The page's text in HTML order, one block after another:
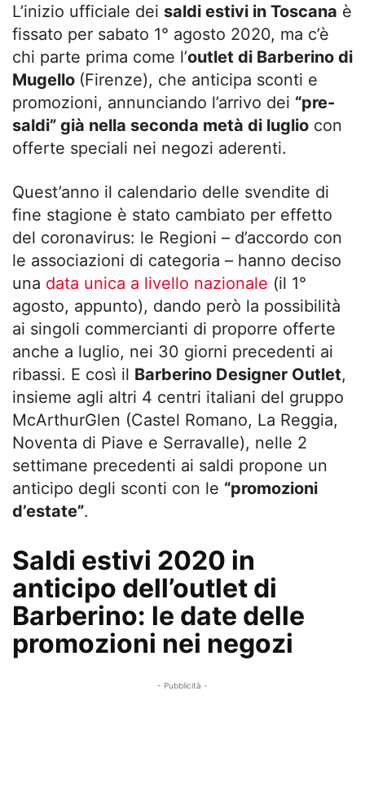
L’inizio ufficiale dei saldi estivi in Toscana è
fissato per sabato 1° agosto 2020, ma c’è
chi parte prima come l’outlet di Barberino di
Mugello (Firenze), che anticipa sconti e
promozioni, annunciando l’arrivo dei “pre-
saldi” già nella seconda metà di luglio con
offerte speciali nei negozi aderenti.
Quest’anno il calendario delle svendite di
fine stagione è stato cambiato per effetto
del coronavirus: le Regioni – d’accordo con
le associazioni di categoria – hanno deciso
una data unica a livello nazionale (il 1°
agosto, appunto), dando però la possibilità
ai singoli commercianti di proporre offerte
anche a luglio, nei 30 giorni precedenti ai
ribassi. E così il Barberino Designer Outlet,
insieme agli altri 4 centri italiani del gruppo
McArthurGlen (Castel Romano, La Reggia,
Noventa di Piave e Serravalle), nelle 2
settimane precedenti ai saldi propone un
anticipo degli sconti con le “promozioni
d’estate”.
Saldi estivi 2020 in
anticipo dell’outlet di
Barberino: le date delle
promozioni nei negozi
- Pubblicità -